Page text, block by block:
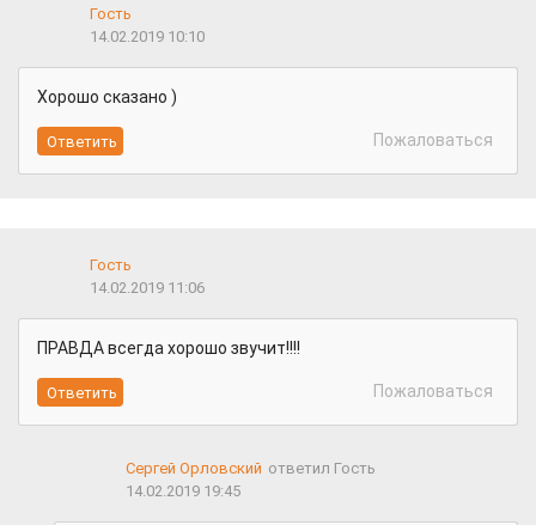
Гость
14.02.2019 10:10
Хорошо сказано )
Пожаловаться
Гость
14.02.2019 11:06
ПРАВДА всегда хорошо звучит!!!!
Пожаловаться
Сергей Орловский ответил Гость
14.02.2019 19:45